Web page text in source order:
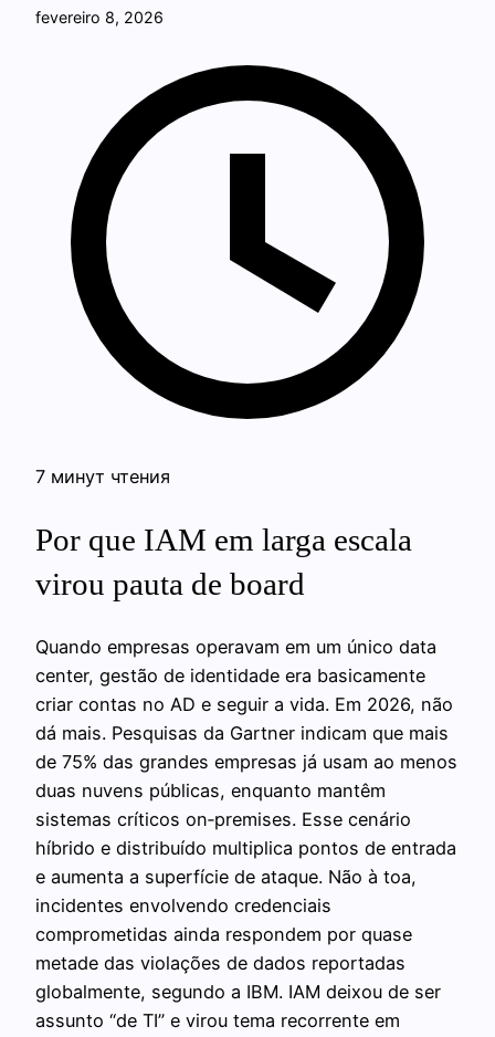
fevereiro 8, 2026
7 минут чтения
Por que IAM em larga escala
virou pauta de board
Quando empresas operavam em um único data
center, gestão de identidade era basicamente
criar contas no AD e seguir a vida. Em 2026, não
dá mais. Pesquisas da Gartner indicam que mais
de 75% das grandes empresas já usam ao menos
duas nuvens públicas, enquanto mantêm
sistemas críticos on‑premises. Esse cenário
híbrido e distribuído multiplica pontos de entrada
e aumenta a superfície de ataque. Não à toa,
incidentes envolvendo credenciais
comprometidas ainda respondem por quase
metade das violações de dados reportadas
globalmente, segundo a IBM. IAM deixou de ser
assunto “de TI” e virou tema recorrente em